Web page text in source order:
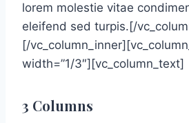
lorem molestie vitae
eleifend sed turpis.[/
[/
width=”1/3″][vc_column_text]
3 Columns